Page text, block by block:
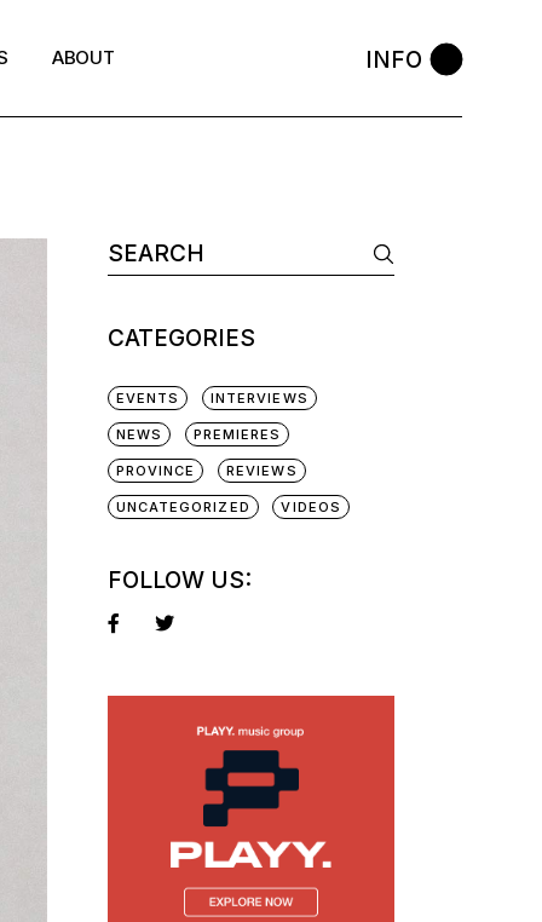
ABOUT INFO
CATEGORIES
EVENTS INTERVIEWS
NEWS PREMIERES
PROVINCE REVIEWS
UNCATEGORIZED VIDEOS
FOLLOW US: